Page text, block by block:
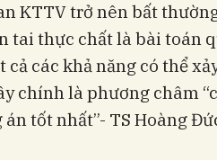
KTTV trở nên bất
tai thực chất là bài toán
các khả năng có thể
chính là phương châm
tốt nhất”- TS Hoàng